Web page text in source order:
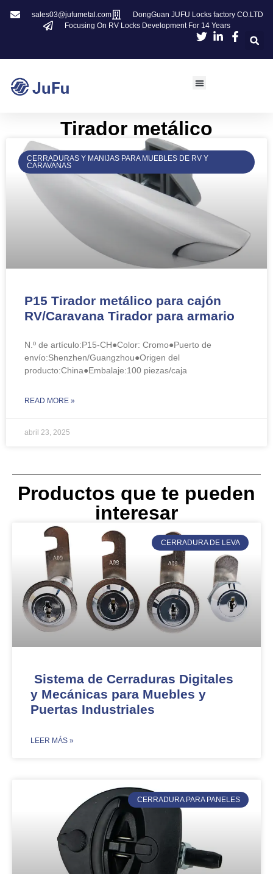
sales03@jufumetal.com
DongGuan JUFU Locks factory CO.LTD
Focusing On RV Locks Development For 14 Years
Tirador metálico
CERRADURAS Y MANIJAS PARA MUEBLES DE RV Y
CARAVANAS
P15 Tirador metálico para cajón
RV/Caravana Tirador para armario
N.º de artículo:P15-CH●Color: Cromo●Puerto de
envío:Shenzhen/Guangzhou●Origen del
producto:China●Embalaje:100 piezas/caja
READ MORE »
abril 23, 2025
Productos que te pueden
interesar
CERRADURA DE LEVA
Sistema de Cerraduras Digitales
y Mecánicas para Muebles y
Puertas Industriales
​LEER MÁS »
CERRADURA PARA PANELES